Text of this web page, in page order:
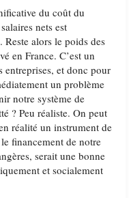
du coût du
nets est
alors le poids des
en France. C’est un
et donc pour
un problème
notre système de
? Peu réaliste. On peut
réalité un instrument de
financement de notre
serait une bonne
et socialement